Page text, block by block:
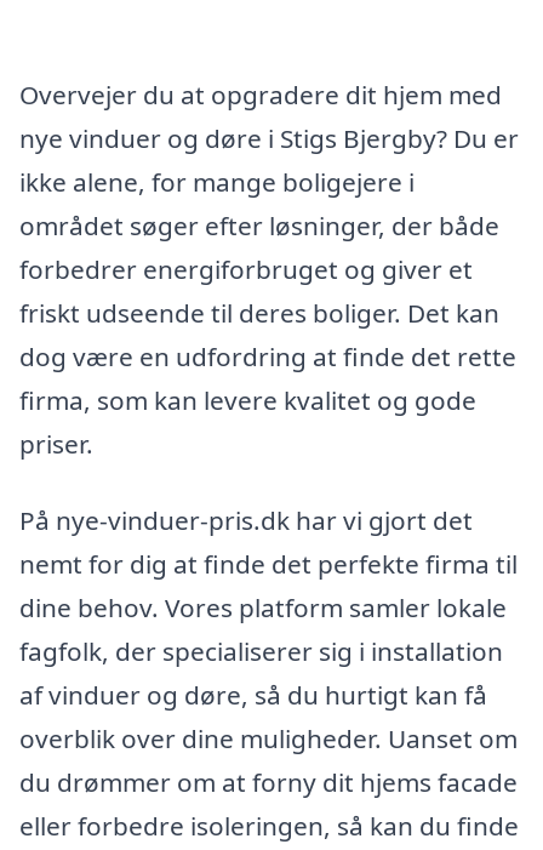
Overvejer du at opgradere dit hjem med
nye vinduer og døre i Stigs Bjergby? Du er
ikke alene, for mange boligejere i
området søger efter løsninger, der både
forbedrer energiforbruget og giver et
friskt udseende til deres boliger. Det kan
dog være en udfordring at finde det rette
firma, som kan levere kvalitet og gode
priser.
På nye-vinduer-pris.dk har vi gjort det
nemt for dig at finde det perfekte firma til
dine behov. Vores platform samler lokale
fagfolk, der specialiserer sig i installation
af vinduer og døre, så du hurtigt kan få
overblik over dine muligheder. Uanset om
du drømmer om at forny dit hjems facade
eller forbedre isoleringen, så kan du finde